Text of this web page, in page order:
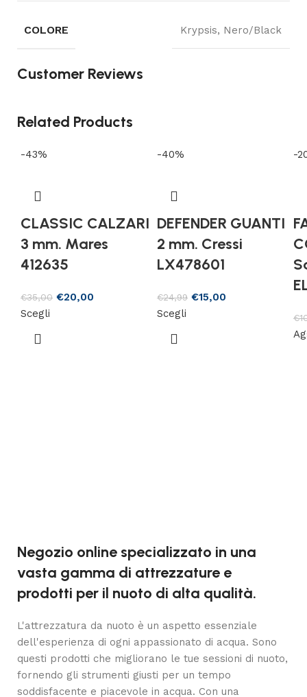
COLORE Krypsis, Nero/Black
Customer Reviews
Related Products
-43%
CLASSIC CALZARI
3 mm. Mares
412635
€35,00 €20,00
Scegli
-40%
DEFENDER GUANTI
2 mm. Cressi
LX478601
€24,99 €15,00
Scegli
-
€
Negozio online specializzato in una
vasta gamma di attrezzature e
prodotti per il nuoto di alta qualità.
L'attrezzatura da nuoto è un aspetto essenziale
dell'esperienza di ogni appassionato di acqua. Sono
questi prodotti che migliorano le tue sessioni di nuoto,
fornendo gli strumenti giusti per un tempo
soddisfacente e piacevole in acqua. Con una